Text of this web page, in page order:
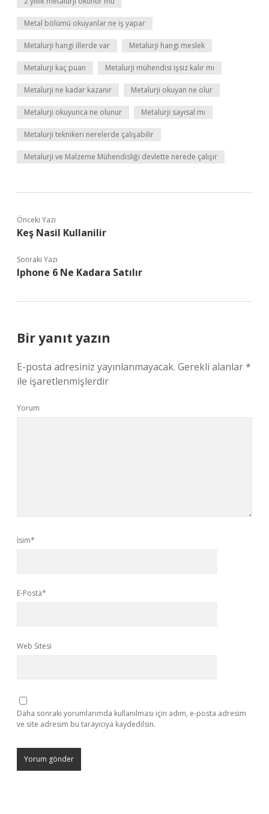
Metal bölümü okuyanlar ne iş yapar
Metalurji hangi illerde var Metalurji hangi meslek
Metalurji kaç puan Metalurji mühendisi işsiz kalır mı
Metalurji ne kadar kazanır Metalurji okuyan ne olur
Metalurji okuyunca ne olunur Metalurji sayısal mı
Metalurji teknikeri nerelerde çalışabilir
Metalurji ve Malzeme Mühendisliği devlette nerede çalışır
Önceki Yazı
Keş Nasil Kullanilir
Sonraki Yazı
Iphone 6 Ne Kadara Satılır
Bir yanıt yazın
E-posta adresiniz yayınlanmayacak. Gerekli alanlar*
ile işaretlenmişlerdir
Yorum
İsim*
E-Posta*
Web Sitesi
Daha sonraki yorumlarımda kullanılması için adım, e-posta adresim
ve site adresim bu tarayıcıya kaydedilsin.